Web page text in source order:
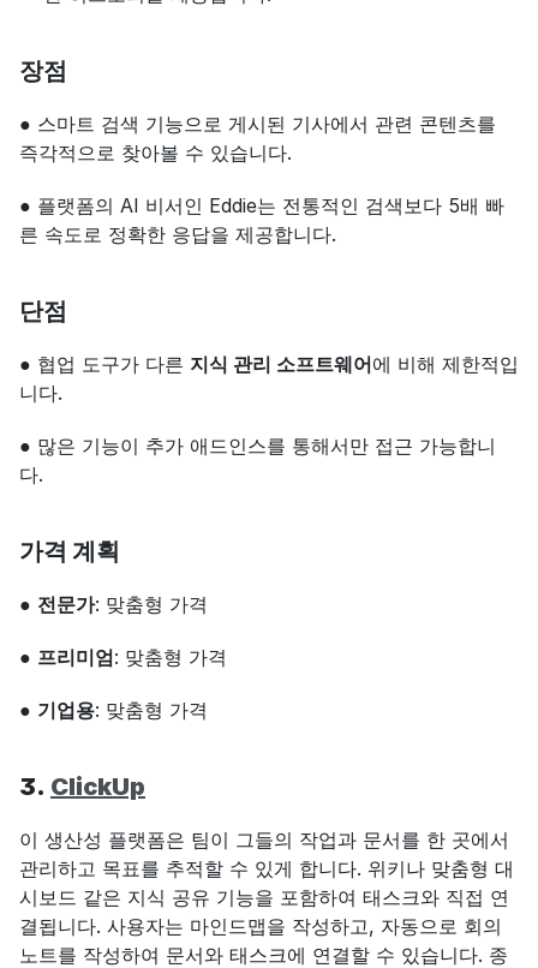
장점
● 스마트 검색 기능으로 게시된 기사에서 관련 콘텐츠를
즉각적으로 찾아볼 수 있습니다.
● 플랫폼의 AI 비서인 Eddie는 전통적인 검색보다 5배 빠
른 속도로 정확한 응답을 제공합니다.
단점
● 협업 도구가 다른 지식 관리 소프트웨어에 비해 제한적입
니다.
● 많은 기능이 추가 애드인스를 통해서만 접근 가능합니
다.
가격 계획
● 전문가: 맞춤형 가격
● 프리미엄: 맞춤형 가격
● 기업용: 맞춤형 가격
3. ClickUp
이 생산성 플랫폼은 팀이 그들의 작업과 문서를 한 곳에서
관리하고 목표를 추적할 수 있게 합니다. 위키나 맞춤형 대
시보드 같은 지식 공유 기능을 포함하여 태스크와 직접 연
결됩니다. 사용자는 마인드맵을 작성하고, 자동으로 회의
노트를 작성하여 문서와 태스크에 연결할 수 있습니다. 종